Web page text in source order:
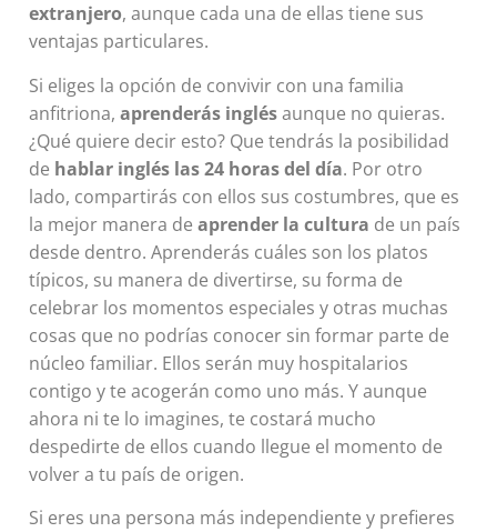
extranjero, aunque cada una de ellas tiene sus
ventajas particulares.
Si eliges la opción de convivir con una familia
anfitriona,aprenderás inglésaunque no quieras.
¿Qué quiere decir esto? Que tendrás la posibilidad
de hablar inglés las 24 horas del día. Por otro
lado, compartirás con ellos sus costumbres, que es
la mejor manera deaprender la cultura de un país
desde dentro. Aprenderás cuáles son los platos
típicos, su manera de divertirse, su forma de
celebrar los momentos especiales y otras muchas
cosas que no podrías conocer sin formar parte de
núcleo familiar. Ellos serán muy hospitalarios
contigo y te acogerán como uno más. Y aunque
ahora ni te lo imagines, te costará mucho
despedirte de ellos cuando llegue el momento de
volver a tu país de origen.
Si eres una persona más independiente y prefieres